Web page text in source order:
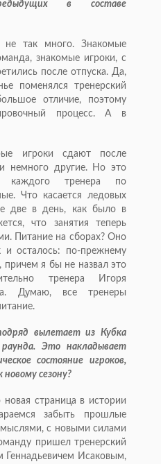
в составе
так много. Знакомые
знакомые игроки, с
после отпуска. Да,
поменялся тренерский
отличие, поэтому
процесс. А в
игроки сдают после
немного другие. Но это
тренера по
Что касается ледовых
две в день, как было в
что занятия теперь
Питание на сборах? Оно
осталось: по-прежнему
причем я бы не назвал это
тренера Игоря
Думаю, все тренеры
вылетает из Кубка
раунда. Это накладывает
состояние игроков,
сезону?
страница в истории
забыть прошлые
с новыми силами
пришел тренерский
Геннадьевичем Исаковым,